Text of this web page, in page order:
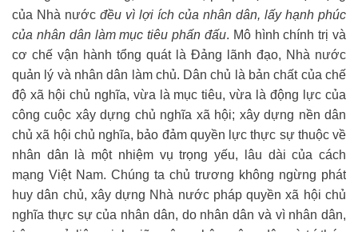
của Nhà nước đều vì lợi ích của nhân dân, lấy hạnh phúc
của nhân dân làm mục tiêu phấn đấu. Mô hình chính trị và
cơ chế vận hành tổng quát là Đảng lãnh đạo, Nhà nước
quản lý và nhân dân làm chủ. Dân chủ là bản chất của chế
độ xã hội chủ nghĩa, vừa là mục tiêu, vừa là động lực của
công cuộc xây dựng chủ nghĩa xã hội; xây dựng nền dân
chủ xã hội chủ nghĩa, bảo đảm quyền lực thực sự thuộc về
nhân dân là một nhiệm vụ trọng yếu, lâu dài của cách
mạng Việt Nam. Chúng ta chủ trương không ngừng phát
huy dân chủ, xây dựng Nhà nước pháp quyền xã hội chủ
nghĩa thực sự của nhân dân, do nhân dân và vì nhân dân,